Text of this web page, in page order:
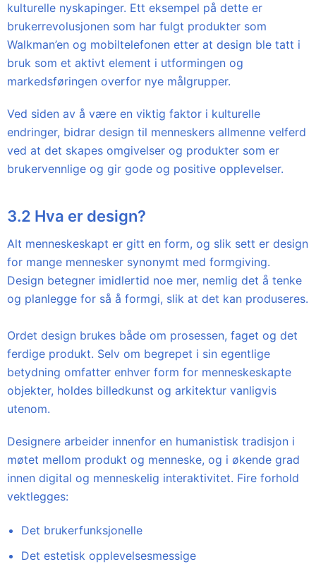
kulturelle nyskapinger. Ett eksempel på dette er
brukerrevolusjonen som har fulgt produkter som
Walkman’en og mobiltelefonen etter at design ble tatt i
bruk som et aktivt element i utformingen og
markedsføringen overfor nye målgrupper.
Ved siden av å være en viktig faktor i kulturelle
endringer, bidrar design til menneskers allmenne velferd
ved at det skapes omgivelser og produkter som er
brukervennlige og gir gode og positive opplevelser.
3.2 Hva er design?
Alt menneskeskapt er gitt en form, og slik sett er design
for mange mennesker synonymt med formgiving.
Design betegner imidlertid noe mer, nemlig det å tenke
og planlegge for så å formgi, slik at det kan produseres.
Ordet design brukes både om prosessen, faget og det
ferdige produkt. Selv om begrepet i sin egentlige
betydning omfatter enhver form for menneskeskapte
objekter, holdes billedkunst og arkitektur vanligvis
utenom.
Designere arbeider innenfor en humanistisk tradisjon i
møtet mellom produkt og menneske, og i økende grad
innen digital og menneskelig interaktivitet. Fire forhold
vektlegges:
Det brukerfunksjonelle
Det estetisk opplevelsesmessige